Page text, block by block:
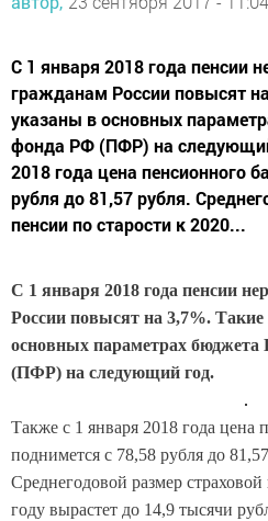
С 1 января 2018 года пенсии
гражданам России повысят
указаны в основных
фонда РФ (ПФР) на
2018 года цена пенсионного
рубля до 81,57 рубля.
пенсии по старости к 2020...
С 1 января 2018 года пенсии
России повысят на 3,7%.
основных параметрах
(ПФР) на следующий год.
Также с 1 января 2018 года цена
поднимется с 78,58 рубля до
Среднегодовой размер
году вырастет до 14,9 тысячи